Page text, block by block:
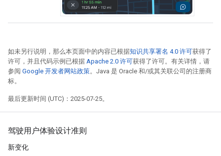
如未另行说明，那么本页面中的内容已根据知识共享署名 4.0 许可获得了
许可，并且代码示例已根据 Apache 2.0 许可获得了许可。有关详情，请
参阅 Google 开发者网站政策。Java 是 Oracle 和/或其关联公司的注册商
标。
最后更新时间 (UTC)：2025-07-25。
驾驶用户体验设计准则
新变化